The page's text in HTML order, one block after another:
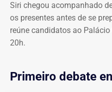
Siri chegou acompanhado
os presentes antes de se
reúne candidatos ao
20h.
Primeiro debate